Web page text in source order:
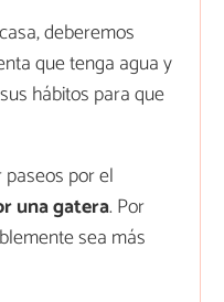
deberemos
que tenga agua y
hábitos para que
por el
una gatera. Por
sea más